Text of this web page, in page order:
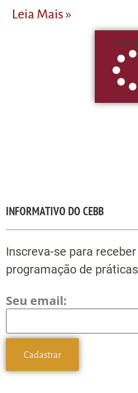
Leia Mais »
Leia
INFORMATIVO DO CEBB
Inscreva-se para
programação de
Seu email: